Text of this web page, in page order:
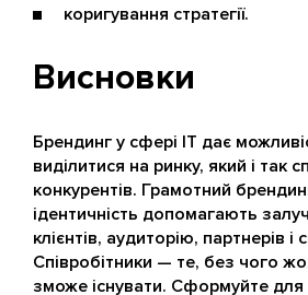
коригування стратегії.
Висновки
Брендинг у сфері IT дає
виділитися на ринку, який і так
конкурентів. Грамотний
ідентичність допомагають
клієнтів, аудиторію, партнерів і
Співробітники — те, без чого
зможе існувати. Сформуйте для